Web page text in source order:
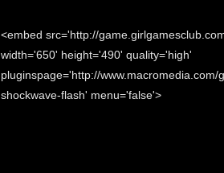
<embed src='http://
width='650' height='490' quality='high'
pluginspage='http://
shockwave-flash' menu='false'>